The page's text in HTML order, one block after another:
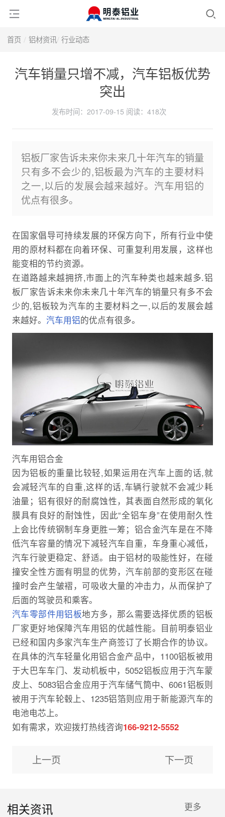
首页 铝材资讯 行业动态
汽车销量只增不减，汽车铝板优势
突出
发布时间：2017-09-15阅读： 418次
铝板厂家告诉未来你未来几十年汽车的销量
只有多不会少的,铝板最为汽车的主要材料
之一,以后的发展会越来越好。汽车用铝的
优点有很多。
在国家倡导可持续发展的环保方向下，所有行业中使
用的原材料都在向着环保、可重复利用发展，这样也
能变相的节约资源。
在道路越来越拥挤,市面上的汽车种类也越来越多.铝
板厂家告诉未来你未来几十年汽车的销量只有多不会
少的,铝板较为汽车的主要材料之一,以后的发展会越
来越好。 汽车用铝的优点有很多。
汽车用铝合金
因为铝板的重量比较轻,如果运用在汽车上面的话,就
会减轻汽车的自重,这样的话,车辆行驶就不会减少耗
油量；铝有很好的耐腐蚀性，其表面自然形成的氧化
膜具有良好的耐蚀性，因此“全铝车身”在使用耐久性
上会比传统钢制车身更胜一筹；铝合金汽车是在不降
低汽车容量的情况下减轻汽车自重，车身重心减低，
汽车行驶更稳定、舒适。由于铝材的吸能性好，在碰
撞安全性方面有明显的优势，汽车前部的变形区在碰
撞时会产生皱褶，可吸收大量的冲击力，从而保护了
后面的驾驶员和乘客。
汽车零部件用铝板地方多，那么需要选择优质的铝板
厂家更好地保障汽车用铝的优越性能。目前明泰铝业
已经和国内多家汽车生产商签订了长期合作的协议。
在具体的汽车轻量化用铝合金产品中，1100铝板被用
于大巴车车门、发动机板中，5052铝板应用于汽车蒙
皮上、5083铝合金应用于汽车储气筒中、6061铝板则
被用于汽车轮毂上、1235铝箔则应用于新能源汽车的
电池电芯上。
如有需求，欢迎拨打热线咨询166-9212-5552
上一页 下一页
相关资讯 更多